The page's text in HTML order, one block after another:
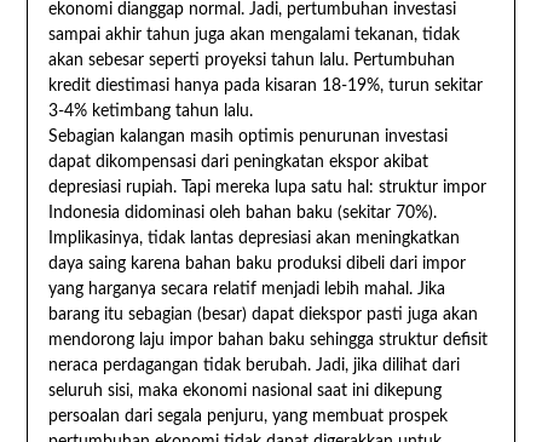
ekonomi dianggap normal. Jadi, pertumbuhan investasi
sampai akhir tahun juga akan mengalami tekanan, tidak
akan sebesar seperti proyeksi tahun lalu. Pertumbuhan
kredit diestimasi hanya pada kisaran 18-19%, turun sekitar
3-4% ketimbang tahun lalu.
Sebagian kalangan masih optimis penurunan investasi
dapat dikompensasi dari peningkatan ekspor akibat
depresiasi rupiah. Tapi mereka lupa satu hal: struktur impor
Indonesia didominasi oleh bahan baku (sekitar 70%).
Implikasinya, tidak lantas depresiasi akan meningkatkan
daya saing karena bahan baku produksi dibeli dari impor
yang harganya secara relatif menjadi lebih mahal. Jika
barang itu sebagian (besar) dapat diekspor pasti juga akan
mendorong laju impor bahan baku sehingga struktur defisit
neraca perdagangan tidak berubah. Jadi, jika dilihat dari
seluruh sisi, maka ekonomi nasional saat ini dikepung
persoalan dari segala penjuru, yang membuat prospek